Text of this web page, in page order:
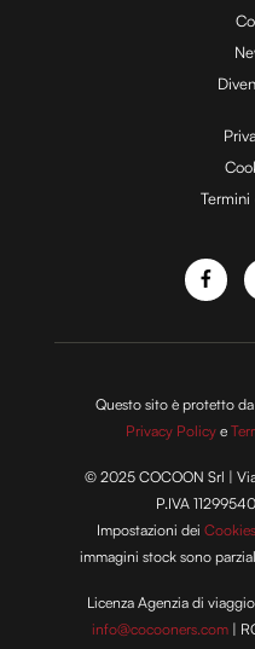
Questo sito è protetto
Privacy Policy e
© 2025 COCOON Srl |
P.IVA
Impostazioni deiCookies
immagini stock sono
Licenza Agenzia di
info@cocooners.com |